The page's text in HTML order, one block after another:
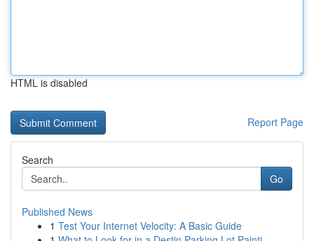
HTML is disabled
Report Page
Search
Go
Published News
1 Test Your Internet Velocity: A Basic Guide